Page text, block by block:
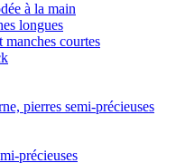
à la main
longues
manches courtes
pierres semi-précieuses
précieuses